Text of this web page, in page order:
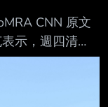
摧毀3架F-35戰
人 員和維修人
斯蘭革命衛隊
晨對利用位在中
致格
CNN 原文
示，週四清
波蘭境內深處。
晨在波蘭境內
爆炸，在田野